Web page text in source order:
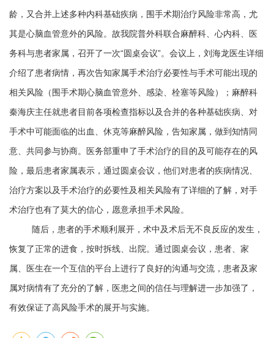
龄，又合并上述多种内科基础疾病，围手术期治疗风险非常高，尤
其是心脑血管意外的风险。故我院普外科联合麻醉科、心内科、医
务科与患者家属，召开了一次“圆桌会议”。会议上，刘海龙医生详细
介绍了患者病情，再次告知家属手术治疗必要性与手术可能出现的
相关风险（围手术期心脑血管意外、感染、栓塞等风险）；麻醉科
秦海庆主任就患者目前各项检查指标以及合并的各种基础疾病、对
手术中可能面临的出血、休克等麻醉风险，告知家属，做到知情同
意、共同参与协商。医务部重申了手术治疗的目的及可能存在的风
险，最后患者家属表示，通过圆桌会议，他们对患者的疾病情况、
治疗方案以及手术治疗的必要性及相关风险有了详细的了解，对手
术治疗也有了莫大的信心，愿意承担手术风险。
随后，患者的手术顺利展开，术中及术后无不良反应的发生，
恢复了正常的进食，按时拆线、出院。通过圆桌会议，患者、家
属、医生在一个互信的平台上进行了良好的沟通与交流，患者及家
属对病情有了充分的了解，医患之间的信任与理解进一步加强了，
有效保证了高风险手术的展开与实施。